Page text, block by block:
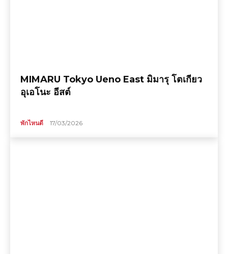
MIMARU Tokyo Ueno East มิมารุ โตเกียว
อุเอโนะ อีสต์
พักไหนดี 17/03/2026